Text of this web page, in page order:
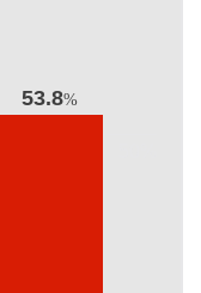
53.8%